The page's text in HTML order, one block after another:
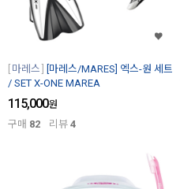
마레스
[마레스/MARES] 엑스-원 세트
/ SET X-ONE MAREA
115,000원
구매 82 리뷰 4